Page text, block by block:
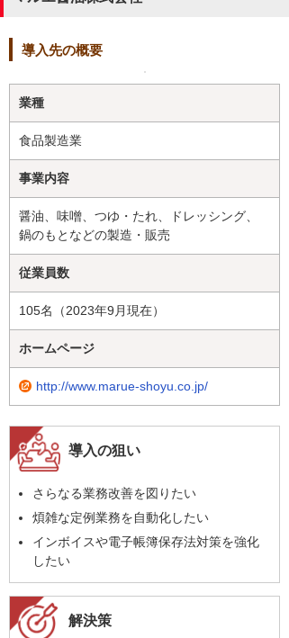
導入先の概要
業種
食品製造業
事業内容
醤油、味噌、つゆ・たれ、ドレッシング、
鍋のもとなどの製造・販売
従業員数
105名（2023年9月現在）
ホームページ
http://www.marue-shoyu.co.jp/
導入の狙い
さらなる業務改善を図りたい
煩雑な定例業務を自動化したい
インボイスや電子帳簿保存法対策を強化
したい
解決策